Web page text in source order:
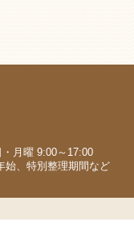
月曜 9:00～17:00
始、特別整理期間など